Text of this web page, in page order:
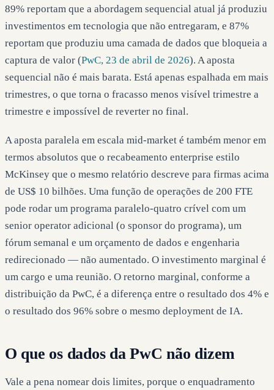
89% reportam que a abordagem sequencial atual já produziu
investimentos em tecnologia que não entregaram, e 87%
reportam que produziu uma camada de dados que bloqueia a
captura de valor (PwC, 23 de abril de 2026). A aposta
sequencial não é mais barata. Está apenas espalhada em mais
trimestres, o que torna o fracasso menos visível trimestre a
trimestre e impossível de reverter no final.
A aposta paralela em escala mid-market é também menor em
termos absolutos que o recabeamento enterprise estilo
McKinsey que o mesmo relatório descreve para firmas acima
de US$ 10 bilhões. Uma função de operações de 200 FTE
pode rodar um programa paralelo-quatro crível com um
senior operator adicional (o sponsor do programa), um
fórum semanal e um orçamento de dados e engenharia
redirecionado — não aumentado. O investimento marginal é
um cargo e uma reunião. O retorno marginal, conforme a
distribuição da PwC, é a diferença entre o resultado dos 4% e
o resultado dos 96% sobre o mesmo deployment de IA.
O que os dados da PwC não dizem
Vale a pena nomear dois limites, porque o enquadramento